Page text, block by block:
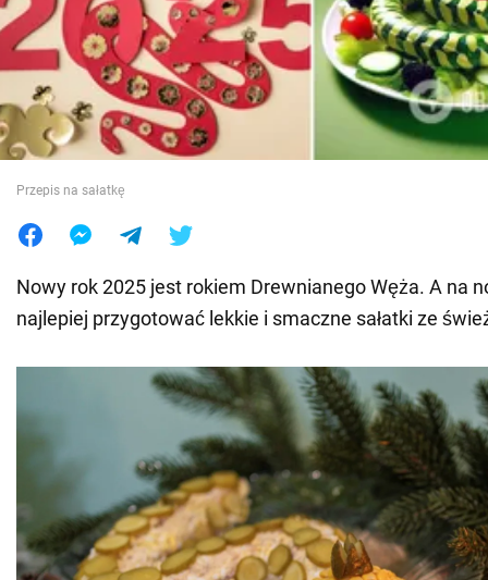
Wojna na Ukrainie
Świat
Jedzenie
Przepis na sałatkę
Nowy rok 2025 jest rokiem Drewnianego Węża. A na
najlepiej przygotować lekkie i smaczne sałatki ze